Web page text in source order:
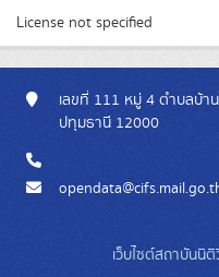
License not specified
เลขที่ 111 หมู่ 4 ตำบลบ้า
ปทุมธานี 12000
เว็บไซต์สถาบันนิ